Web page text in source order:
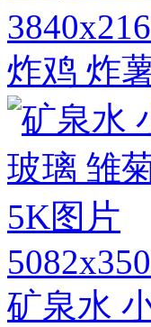
炸鸡 炸
矿泉水